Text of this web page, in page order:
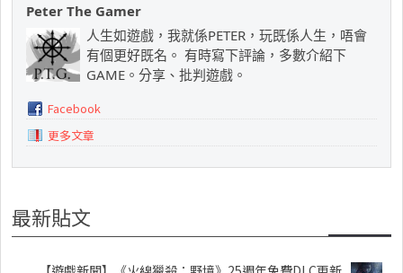
Peter The Gamer
人生如遊戲，我就係PETER，玩既係人生，唔會
有個更好既名。 有時寫下評論，多數介紹下
GAME。分享、批判遊戲。
Facebook
更多文章
最新貼文